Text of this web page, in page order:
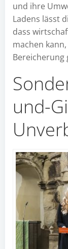
und ihre
Ladens lässt
dass
machen
Bereicherung
und-